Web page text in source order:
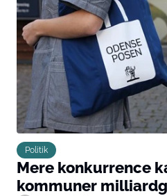
Politik
Mere konkurrence
kommuner